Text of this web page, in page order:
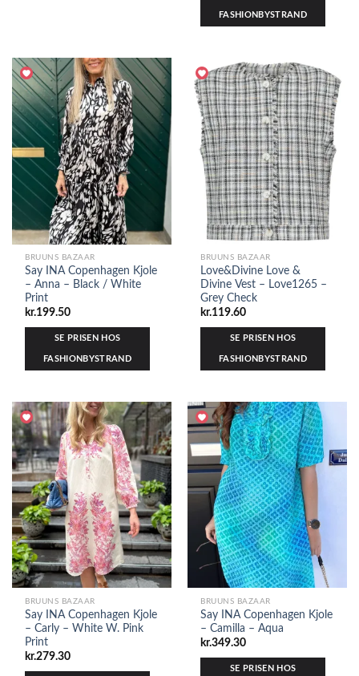
FASHIONBYSTRAND
BRUUNS BAZAAR
Say INA Copenhagen Kjole
– Anna – Black / White
Print
kr.199.50
SE PRISEN HOS
FASHIONBYSTRAND
BRUUNS BAZAAR
Love&Divine Love &
Divine Vest – Love1265 –
Grey Check
kr.119.60
SE PRISEN HOS
FASHIONBYSTRAND
BRUUNS BAZAAR
Say INA Copenhagen Kjole
– Carly – White W. Pink
Print
kr.279.30
BRUUNS BAZAAR
Say INA Copenhagen Kjole
– Camilla – Aqua
kr.349.30
SE PRISEN HOS